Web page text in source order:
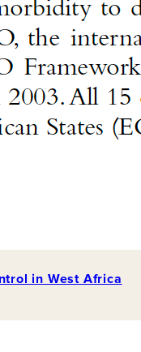
in West Africa